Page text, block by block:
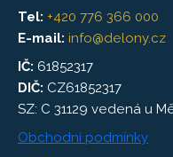
Tel: +420 776 366 000
E-mail: info@delony.cz
IČ: 61852317
DIČ: CZ61852317
SZ: C 31129 vedená u
Obchodní podmínky